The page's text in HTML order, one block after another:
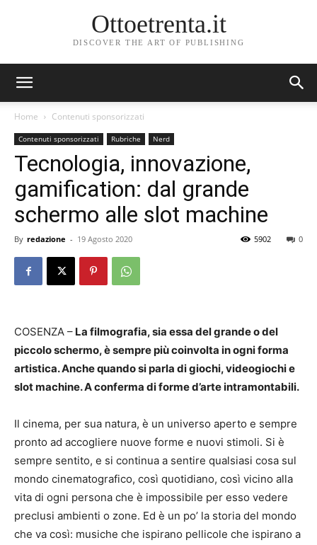
Ottoetrenta.it
DISCOVER THE ART OF PUBLISHING
Home Contenuti sponsorizzati
Contenuti sponsorizzati Rubriche Nerd
Tecnologia, innovazione,
gamification: dal grande
schermo alle slot machine
By redazione - 19 Agosto 2020 0
5902
COSENZA – La filmografia, sia essa del grande o del
piccolo schermo, è sempre più coinvolta in ogni forma
artistica. Anche quando si parla di giochi, videogiochi e
slot machine. A conferma di forme d’arte intramontabili.
Il cinema, per sua natura, è un universo aperto e sempre
pronto ad accogliere nuove forme e nuovi stimoli. Si è
sempre sentito, e si continua a sentire qualsiasi cosa sul
mondo cinematografico, così quotidiano, così vicino alla
vita di ogni persona che è impossibile per esso vedere
preclusi ambienti o zone. Ed è un po’ la storia del mondo
che va così: musiche che ispirano pellicole che ispirano a